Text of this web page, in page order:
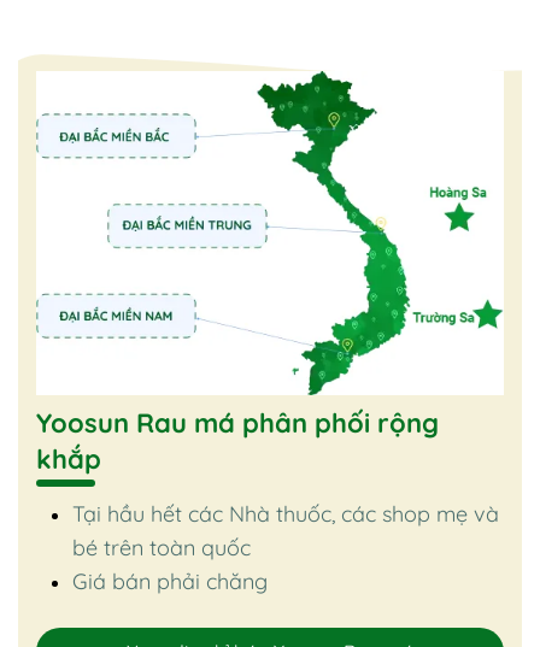
Yoosun Rau má phân phối rộng
khắp
Tại hầu hết các Nhà thuốc, các shop mẹ và
bé trên toàn quốc
Giá bán phải chăng